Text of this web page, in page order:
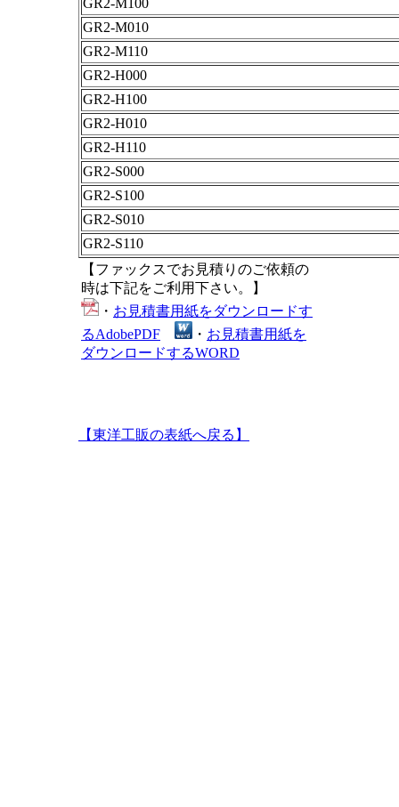
GR2-M100
GR2-M010
GR2-M110
GR2-H000
GR2-H100
GR2-H010
GR2-H110
GR2-S000
GR2-S100
GR2-S010
GR2-S110
【ファックスでお見積りのご依頼の
時は下記をご利用下さい。】
・ お見積書用紙をダウンロードす
るAdobePDF
・ お見積書用紙を
ダウンロードするWORD
【東洋工販の表紙へ戻る】